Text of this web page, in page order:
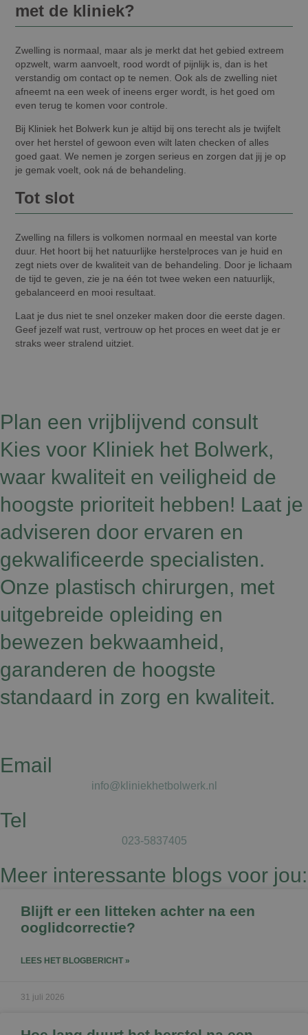
met de kliniek?
Zwelling is normaal, maar als je merkt dat het gebied extreem
opzwelt, warm aanvoelt, rood wordt of pijnlijk is, dan is het
verstandig om contact op te nemen. Ook als de zwelling niet
afneemt na een week of ineens erger wordt, is het goed om
even terug te komen voor controle.
Bij Kliniek het Bolwerk kun je altijd bij ons terecht als je twijfelt
over het herstel of gewoon even wilt laten checken of alles
goed gaat. We nemen je zorgen serieus en zorgen dat jij je op
je gemak voelt, ook ná de behandeling.
Tot slot
Zwelling na fillers is volkomen normaal en meestal van korte
duur. Het hoort bij het natuurlijke herstelproces van je huid en
zegt niets over de kwaliteit van de behandeling. Door je lichaam
de tijd te geven, zie je na één tot twee weken een natuurlijk,
gebalanceerd en mooi resultaat.
Laat je dus niet te snel onzeker maken door die eerste dagen.
Geef jezelf wat rust, vertrouw op het proces en weet dat je er
straks weer stralend uitziet.
Plan een vrijblijvend consult
Kies voor Kliniek het Bolwerk,
waar kwaliteit en veiligheid de
hoogste prioriteit hebben! Laat je
adviseren door ervaren en
gekwalificeerde specialisten.
Onze plastisch chirurgen, met
uitgebreide opleiding en
bewezen bekwaamheid,
garanderen de hoogste
standaard in zorg en kwaliteit.
Email
info@kliniekhetbolwerk.nl
Tel
023-5837405
Meer interessante blogs voor jou:
Blijft er een litteken achter na een
ooglidcorrectie?
LEES HET BLOGBERICHT »
31 juli 2026